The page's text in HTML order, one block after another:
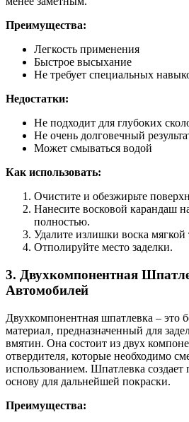
Преимущества:
Легкость применения
Быстрое высыхание
Не требует специальных
Недостатки:
Не подходит для глубоких
Не очень долговечный
Может смываться водой
Как использовать:
Очистите и обезжирьте
Нанесите восковой карандаш
полностью.
Удалите излишки воска мягкой
Отполируйте место заделки.
3. Двухкомпонентная
Автомобилей
Двухкомпонентная шпатлевка – это
материал‚ предназначенный для
вмятин. Она состоит из двух
отвердителя‚ которые необходимо
использованием. Шпатлевка
основу для дальнейшей покраски.
Преимущества: